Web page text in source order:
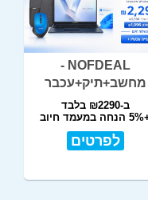
NOFDEAL -
מחשב+תיק+עכבר
ב-₪2290 בלבד
חיוב
לפרטים